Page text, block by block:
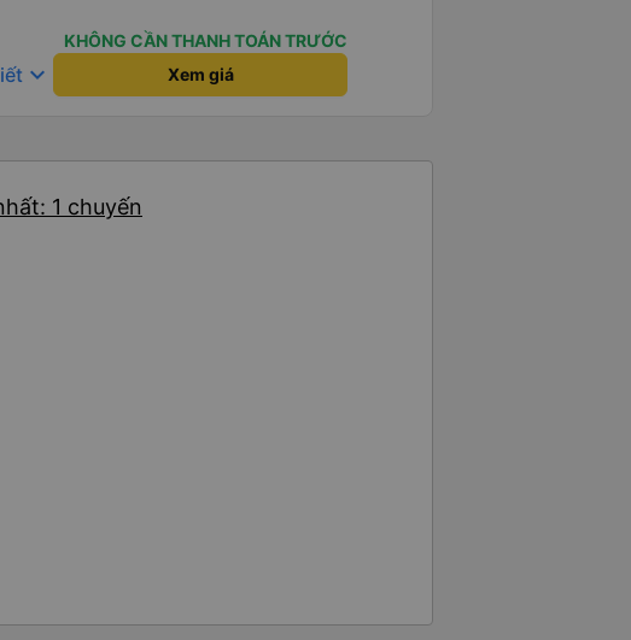
KHÔNG CẦN THANH TOÁN TRƯỚC
keyboard_arrow_down Xem giá
1 chuyến